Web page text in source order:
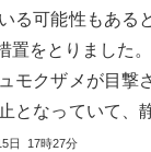
る可能性もある
をとりました。
モクザメが目撃
となっていて、
日 17時27分